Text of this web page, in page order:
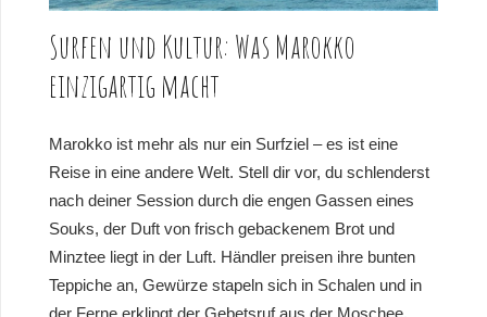
Surfen und Kultur: Was Marokko
einzigartig macht
Marokko ist mehr als nur ein Surfziel – es ist eine
Reise in eine andere Welt. Stell dir vor, du schlenderst
nach deiner Session durch die engen Gassen eines
Souks, der Duft von frisch gebackenem Brot und
Minztee liegt in der Luft. Händler preisen ihre bunten
Teppiche an, Gewürze stapeln sich in Schalen und in
der Ferne erklingt der Gebetsruf aus der Moschee.